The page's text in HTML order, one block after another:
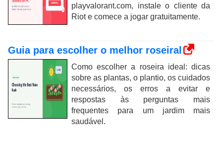
playvalorant.com, instale o cliente da
Riot e comece a jogar gratuitamente.
Guia para escolher o melhor roseiral
Como escolher a roseira ideal: dicas
sobre as plantas, o plantio, os cuidados
necessários, os erros a evitar e
respostas às perguntas mais
frequentes para um jardim mais
saudável.